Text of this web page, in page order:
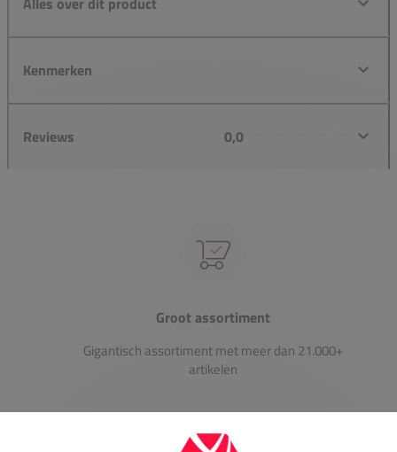
Kenmerken
Reviews 0,0
Groot assortiment
Gigantisch assortiment met meer dan 21.000+
artikelen